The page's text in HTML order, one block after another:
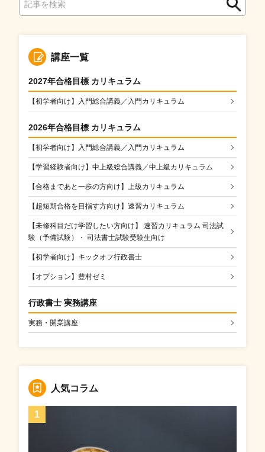
索
講座一覧
2027年合格目標 カリキュラム
【初学者向け】入門総合講義／入門カリキュラム
2026年合格目標 カリキュラム
【初学者向け】入門総合講義／入門カリキュラム
【学習経験者向け】中上級総合講義／中上級カリキュラム
【合格まであと一歩の方向け】上級カリキュラム
【超短期合格を目指す方向け】速習カリキュラム
【未修科目だけ学習したい方向け】 速習カリキュラム 司法試
験（予備試験）・ 司法書士試験受験生向け
【初学者向け】キックオフ行政書士
【オプション】豊村ゼミ
行政書士 実務講座
実務・開業講座
人気コラム